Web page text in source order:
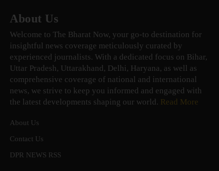
About Us
Welcome to The Bharat Now, your go-to destination for
insightful news coverage meticulously curated by
experienced journalists. With a dedicated focus on Bihar,
Uttar Pradesh, Uttarakhand, Delhi, Haryana, as well as
comprehensive coverage of national and international
news, we strive to keep you informed and engaged with
the latest developments shaping our world. Read More
About Us
Contact Us
DPR NEWS RSS